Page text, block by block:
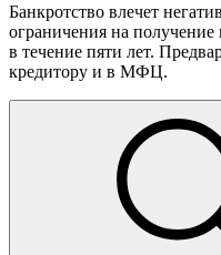
Банкротство влечет
ограничения на получение
в течение пяти лет.
кредитору и в МФЦ.